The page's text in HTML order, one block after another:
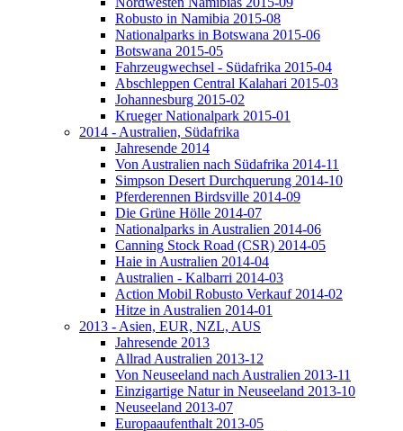
Robusto in Namibia 2015-08
Nationalparks in Botswana 2015-06
Botswana 2015-05
Fahrzeugwechsel - Südafrika 2015-04
Abschleppen Central Kalahari 2015-03
Johannesburg 2015-02
Krueger Nationalpark 2015-01
2014 - Australien, Südafrika
Jahresende 2014
Von Australien nach Südafrika 2014-11
Simpson Desert Durchquerung 2014-10
Pferderennen Birdsville 2014-09
Die Grüne Hölle 2014-07
Nationalparks in Australien 2014-06
Canning Stock Road (CSR) 2014-05
Haie in Australien 2014-04
Australien - Kalbarri 2014-03
Action Mobil Robusto Verkauf 2014-02
Hitze in Australien 2014-01
2013 - Asien, EUR, NZL, AUS
Jahresende 2013
Allrad Australien 2013-12
Von Neuseeland nach Australien 2013-11
Einzigartige Natur in Neuseeland 2013-10
Neuseeland 2013-07
Europaaufenthalt 2013-05